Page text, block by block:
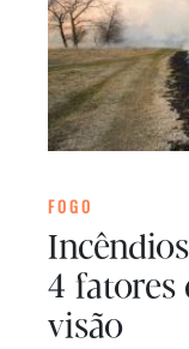
FOGO
4 fatores
visão